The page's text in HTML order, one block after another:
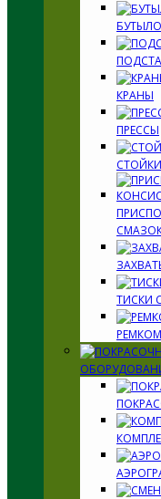
КРАНЫ
ПРЕССЫ
ТИСКИ